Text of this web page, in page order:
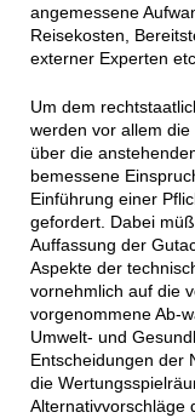
angemessene
Reisekosten,
externer Experten
Um dem
werden vor allem
über die
bemessene
Einführung einer
gefordert. Dabei
Auffassung der
Aspekte der
vornehmlich auf die
vorgenommene Ab-
Umwelt- und
Entscheidungen der
die
Alternativvorschläge